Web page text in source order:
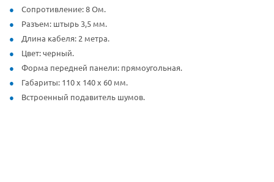
Сопротивление: 8 Ом.
Разъем: штырь 3,5 мм.
Длина кабеля: 2 метра.
Цвет: черный.
Форма передней панели: прямоугольная.
Габариты: 110 х 140 х 60 мм.
Встроенный подавитель шумов.